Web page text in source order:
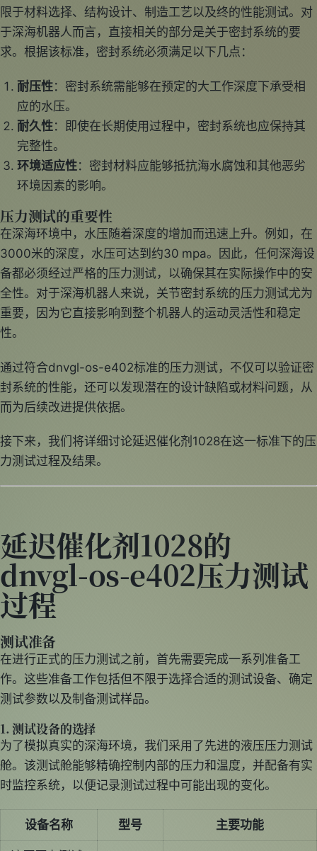
限于材料选择、结构设计、制造工艺以及终的性能测试。对
于深海机器人而言，直接相关的部分是关于密封系统的要
求。根据该标准，密封系统必须满足以下几点：
耐压性：密封系统需能够在预定的大工作深度下承受相
应的水压。
耐久性：即使在长期使用过程中，密封系统也应保持其
完整性。
环境适应性：密封材料应能够抵抗海水腐蚀和其他恶劣
环境因素的影响。
压力测试的重要性
在深海环境中，水压随着深度的增加而迅速上升。例如，在
3000米的深度，水压可达到约30 mpa。因此，任何深海设
备都必须经过严格的压力测试，以确保其在实际操作中的安
全性。对于深海机器人来说，关节密封系统的压力测试尤为
重要，因为它直接影响到整个机器人的运动灵活性和稳定
性。
通过符合dnvgl-os-e402标准的压力测试，不仅可以验证密
封系统的性能，还可以发现潜在的设计缺陷或材料问题，从
而为后续改进提供依据。
接下来，我们将详细讨论延迟催化剂1028在这一标准下的压
力测试过程及结果。
延迟催化剂1028的
dnvgl-os-e402压力测试
过程
测试准备
在进行正式的压力测试之前，首先需要完成一系列准备工
作。这些准备工作包括但不限于选择合适的测试设备、确定
测试参数以及制备测试样品。
1. 测试设备的选择
为了模拟真实的深海环境，我们采用了先进的液压压力测试
舱。该测试舱能够精确控制内部的压力和温度，并配备有实
时监控系统，以便记录测试过程中可能出现的变化。
设备名称 型号
主要功能